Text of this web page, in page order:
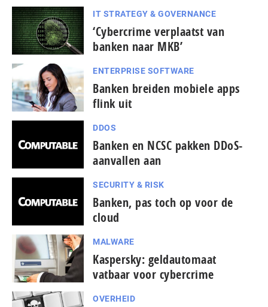
IT STRATEGY & GOVERNANCE
‘Cybercrime verplaatst van
banken naar MKB’
ENTERPRISE SOFTWARE
Banken breiden mobiele apps
flink uit
DDOS
Banken en NCSC pakken DDoS-
aanvallen aan
SECURITY & RISK
Banken, pas toch op voor de
cloud
MALWARE
Kaspersky: geldautomaat
vatbaar voor cybercrime
OVERHEID